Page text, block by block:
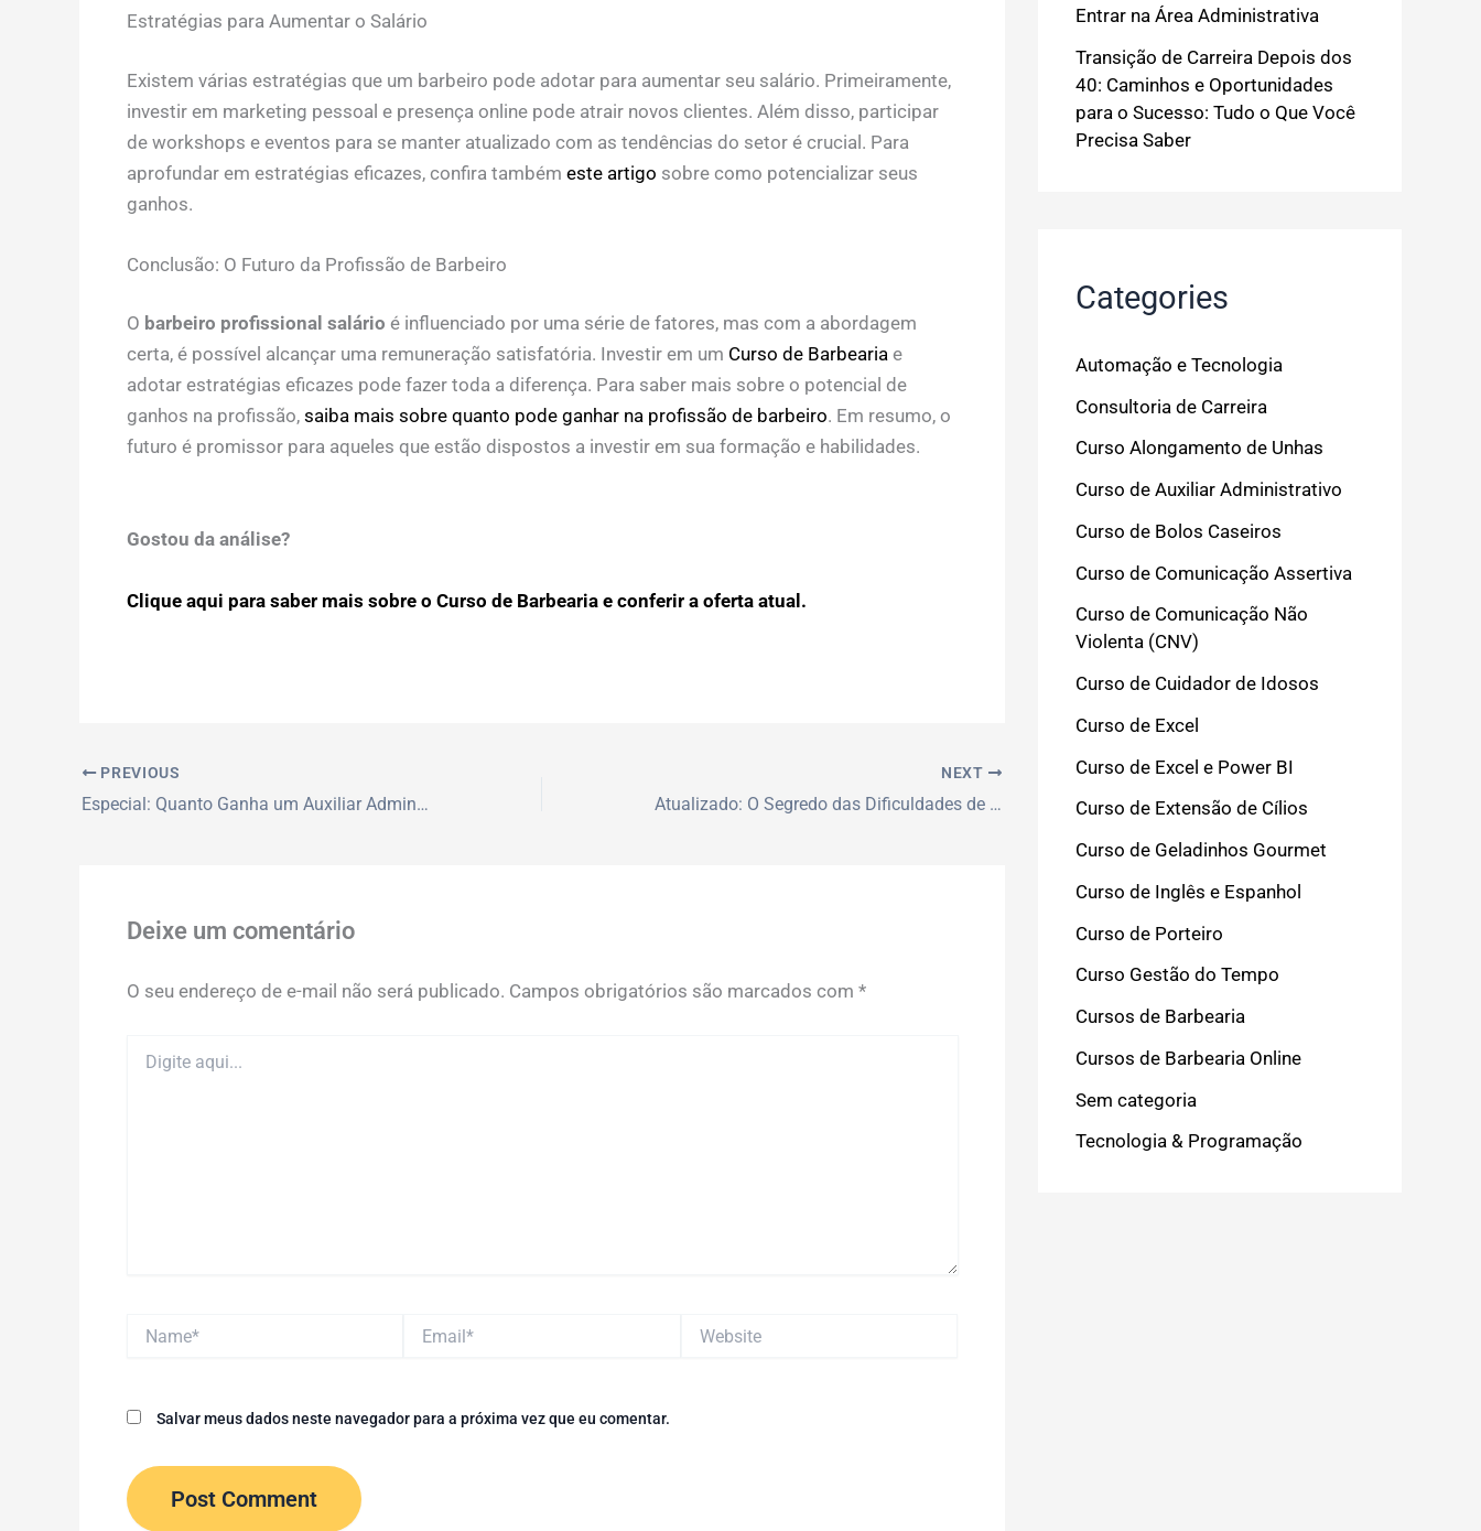
Estratégias para Aumentar o Salário
Existem várias estratégias que um barbeiro pode adotar para aumentar seu salário. Primeiramente,
investir em marketing pessoal e presença online pode atrair novos clientes. Além disso, participar
de workshops e eventos para se manter atualizado com as tendências do setor é crucial. Para
aprofundar em estratégias eficazes, confira também este artigo sobre como potencializar seus
ganhos.
Conclusão: O Futuro da Profissão de Barbeiro
O barbeiro profissional salário é influenciado por uma série de fatores, mas com a abordagem
certa, é possível alcançar uma remuneração satisfatória. Investir em um Curso de Barbeariae
adotar estratégias eficazes pode fazer toda a diferença. Para saber mais sobre o potencial de
ganhos na profissão, saiba mais sobre quanto pode ganhar na profissão de barbeiro. Em resumo, o
futuro é promissor para aqueles que estão dispostos a investir em sua formação e habilidades.
Gostou da análise?
Clique aqui para saber mais sobre o Curso de Barbearia e conferir a oferta atual.
PREVIOUS
Especial: Quanto Ganha um Auxiliar Administrativo: O Que Ninguém Te Conta
NEXT
Atualizado: O Segredo das Dificuldades de Comunicação no Ambiente Profissional: Soluções que Você Precisa Conhecer
Deixe um comentário
O seu endereço de e-mail não será publicado. Campos obrigatórios são marcados com *
aqui...
Salvar meus dados neste navegador para a próxima vez que eu comentar.
Entrar na Área Administrativa
Transição de Carreira Depois dos
40: Caminhos e Oportunidades
para o Sucesso: Tudo o Que Você
Precisa Saber
Categories
Automação e Tecnologia
Consultoria de Carreira
Curso Alongamento de Unhas
Curso de Auxiliar Administrativo
Curso de Bolos Caseiros
Curso de Comunicação Assertiva
Curso de Comunicação Não
Violenta (CNV)
Curso de Cuidador de Idosos
Curso de Excel
Curso de Excel e Power BI
Curso de Extensão de Cílios
Curso de Geladinhos Gourmet
Curso de Inglês e Espanhol
Curso de Porteiro
Curso Gestão do Tempo
Cursos de Barbearia
Cursos de Barbearia Online
Sem categoria
Tecnologia & Programação